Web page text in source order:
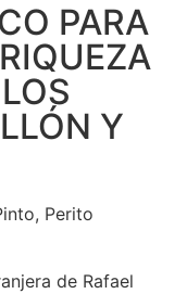
PARA
Y
Perito
de Rafael